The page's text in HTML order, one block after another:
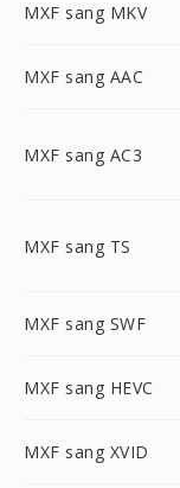
MXF sang MKV
MXF sang AAC
MXF sang AC3
MXF sang TS
MXF sang SWF
MXF sang HEVC
MXF sang XVID